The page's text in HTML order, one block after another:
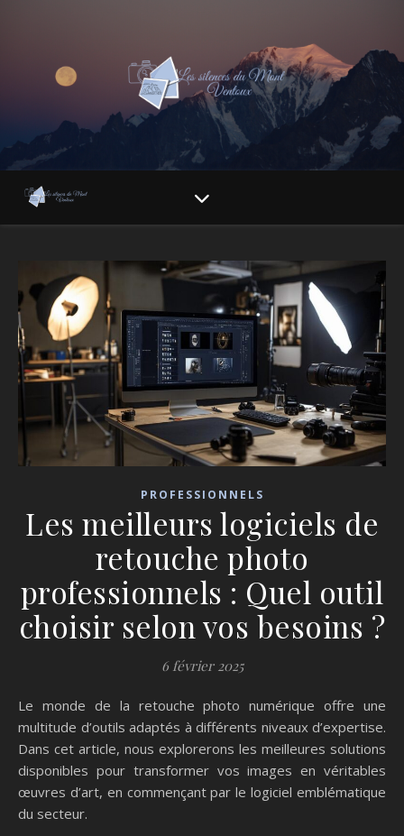
PROFESSIONNELS
Les meilleurs logiciels de
retouche photo
professionnels : Quel outil
choisir selon vos besoins ?
6 février 2025
Le monde de la retouche photo numérique offre une
multitude d’outils adaptés à différents niveaux d’expertise.
Dans cet article, nous explorerons les meilleures solutions
disponibles pour transformer vos images en véritables
œuvres d’art, en commençant par le logiciel emblématique
du secteur.